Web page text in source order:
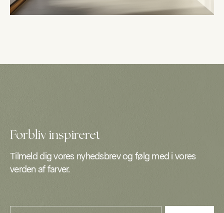
Forbliv inspireret
Tilmeld dig vores nyhedsbrev og følg med i vores
verden af farver.